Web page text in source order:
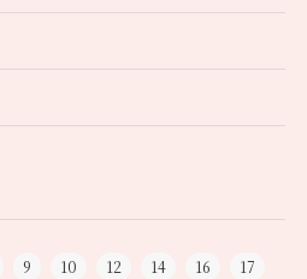
9 10 12 14 16
17